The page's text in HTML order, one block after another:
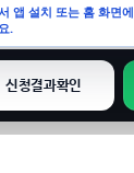
신청결과확인
앱 설치 또는 홈 화면에
.